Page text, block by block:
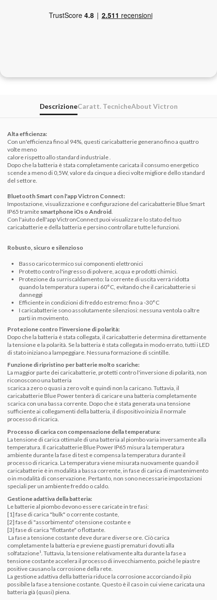
DescrizioneCaratt. TecnicheAbout Victron
Alta efficienza:
Con un'efficienza fino al 94%, questi caricabatterie generano fino a quattro
volte meno
calore rispetto allo standard industriale.
Dopo che la batteria è stata completamente caricata il consumo energetico
scende a meno di 0,5W, valore da cinque a dieci volte migliore dello standard
del settore.
Bluetooth Smart con l'app Victron Connect:
Impostazione, visualizzazione e configurazione del caricabatterie Blue Smart
IP65 tramite smartphone iOs o Android.
Con l'aiuto dell'app VictronConnect puoi visualizzare lo stato del tuo
caricabatterie e della batteria e persino controllare tutte le funzioni.
Robusto, sicuro e silenzioso
Basso carico termico sui componenti elettronici
Protetto contro l'ingresso di polvere, acqua e prodotti chimici.
Protezione da surriscaldamento: la corrente di uscita verrà ridotta
quando la temperatura supera i 60°C, evitando che il caricabatterie si
danneggi
Efficiente in condizioni di freddo estremo: fino a -30°C
I caricabatterie sono assolutamente silenziosi: nessuna ventola o altre
parti in movimento.
Protezione contro l'inversione di polarità:
Dopo che la batteria è stata collegata, il caricabatterie determina direttamente
la tensione e la polarità. Se la batteria è stata collegata in modo errato, tutti i LED
di stato iniziano a lampeggiare. Nessuna formazione di scintille.
Funzione di ripristino per batterie molto scariche:
La maggior parte dei caricabatterie, protetti contro l'inversione di polarità, non
riconoscono una batteria
scarica a zero o quasi a zero volt e quindi non la caricano. Tuttavia, il
caricabatterie Blue Power tenterà di caricare una batteria completamente
scarica con una bassa corrente. Dopo che è stata generata una tensione
sufficiente ai collegamenti della batteria, il dispositivo inizia il normale
processo di ricarica.
Processo di carica con compensazione della temperatura:
La tensione di carica ottimale di una batteria al piombo varia inversamente alla
temperatura. Il caricabatterie Blue Power IP65 misura la temperatura
ambiente durante la fase di test e compensa la temperatura durante il
processo di ricarica. La temperatura viene misurata nuovamente quando il
caricabatterie è in modalità a bassa corrente, in fase di carica di mantenimento
o in modalità di conservazione. Pertanto, non sono necessarie impostazioni
speciali per un ambiente freddo o caldo.
Gestione adattiva della batteria:
Le batterie al piombo devono essere caricate in tre fasi:
[1] fase di carica "bulk" o corrente costante,
[2] fase di "assorbimento" o tensione costante e
[3] fase di carica "flottante" o flottante.
La fase a tensione costante deve durare diverse ore. Ciò carica
completamente la batteria e previene guasti prematuri dovuti alla
solfatazione¹. Tuttavia, la tensione relativamente alta durante la fase a
tensione costante accelera il processo di invecchiamento, poiché le piastre
positive causano la corrosione della rete.
La gestione adattiva della batteria riduce la corrosione accorciando il più
possibile la fase a tensione costante. Questo è il caso in cui viene caricata una
batteria già (quasi) piena.